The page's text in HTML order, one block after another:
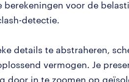
berekeningen voor de
detectie.
details te abstraheren,
vermogen. Je
door in te zoomen op